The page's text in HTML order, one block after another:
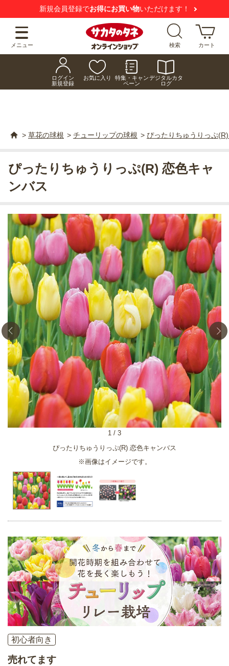
新規会員登録でお得にお買い物いただけます！
メニュー 検索 カート
ログイン
新規登録
お気に入り
特集・キャン
ペーン
デジタルカタ
ログ
> 草花の球根 > チューリップの球根 > ぴったりちゅうりっぷ
ぴったりちゅうりっぷ(R) 恋色キャンバス
※画像はイメージです。
1 / 3
ぴったりちゅうりっぷ(R) 恋色キャ
ンバス
初心者向き
売れてます